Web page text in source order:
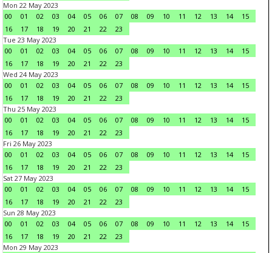
Mon 22 May 2023
00
01 02 03 04 05 06 07 08 09 10 11 12 13 14
15
16
17 18 19 20 21 22
23
Tue 23 May 2023
00
01 02 03 04 05 06 07 08 09 10 11 12 13 14
15
16
17 18 19 20 21 22
23
Wed 24 May 2023
00
01 02 03 04 05 06 07 08 09 10 11 12 13 14
15
16
17 18 19 20 21 22
23
Thu 25 May 2023
00
01 02 03 04 05 06 07 08 09 10 11 12 13 14
15
16
17 18 19 20 21 22
23
Fri 26 May 2023
00
01 02 03 04 05 06 07 08 09 10 11 12 13 14
15
16
17 18 19 20 21 22
23
Sat 27 May 2023
00
01 02 03 04 05 06 07 08 09 10 11 12 13 14
15
16
17 18 19 20 21 22
23
Sun 28 May 2023
00
01 02 03 04 05 06 07 08 09 10 11 12 13 14
15
16
17 18 19 20 21 22
23
Mon 29 May 2023